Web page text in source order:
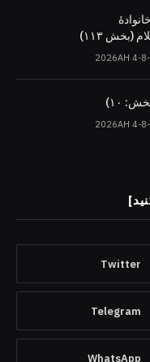
(بخش ۱۱۳)
۱۰)
Twitter
Telegram
WhatsApp